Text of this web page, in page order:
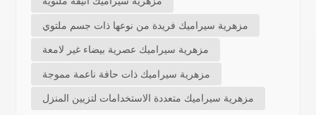
مزهرية سيراميك فريدة من نوعها ذات جسم ملتوي
مزهرية سيراميك عصرية بيضاء غير لامعة
مزهرية سيراميك ذات حافة ناعمة مموجة
مزهرية سيراميك متعددة الاستخدامات لتزيين المنزل